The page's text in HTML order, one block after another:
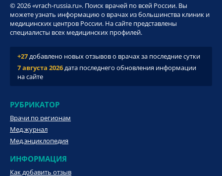
© 2026 «vrach-russia.ru». Поиск врачей по всей России. Вы
можете узнать информацию о врачах из большинства клиник и
медицинских центров России. На сайте представлены
специалисты всех медицинских профилей.
+27добавлено новых отзывов о врачах за последние сутки
7 августа 2026дата последнего обновления информации
на сайте
РУБРИКАТОР
Врачи по регионам
Мед.журнал
Мед.энциклопедия
ИНФОРМАЦИЯ
Как добавить отзыв